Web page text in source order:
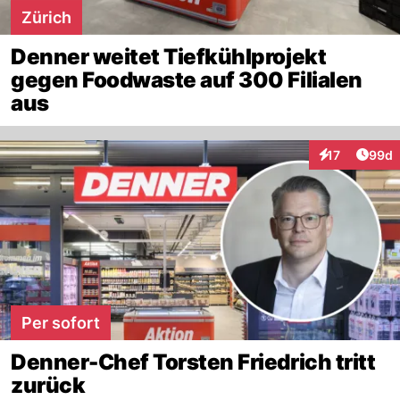
Zürich
Denner weitet Tiefkühlprojekt
gegen Foodwaste auf 300 Filialen
aus
17
Interaktionen
99d
Per sofort
Denner-Chef Torsten Friedrich tritt
zurück